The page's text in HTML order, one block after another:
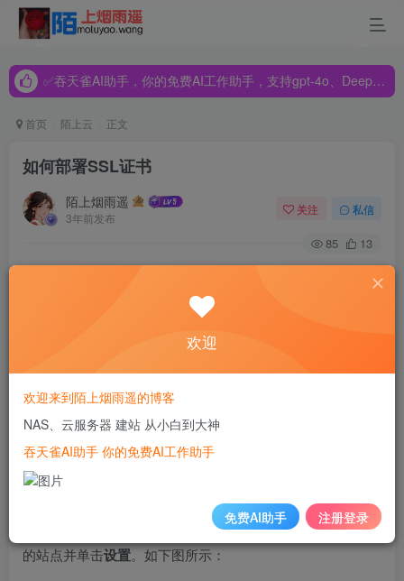
✅吞天雀AI助手，你的免费AI工作助手，支持gpt-4o、DeepSeek、Claude🔥🔥🔥🔥
✅吞天雀AI助手，你的免费AI工作助手，支持gpt-4o、DeepSeek、Claude🔥🔥🔥🔥
首页 陌上云 正文
如何部署SSL证书
陌上烟雨遥
3年前发布
关注 私信
85 13
面。⚠️如您未部署宝塔，可参考：宝塔安装文档
在 “网站管理” 页面中选择您需要配置 SSL 证书的域名对应
的站点并单击设置。如下图所示：
欢迎
欢迎来到陌上烟雨遥的博客
NAS、云服务器 建站 从小白到大神
吞天雀AI助手 你的免费AI工作助手
免费AI助手 注册登录